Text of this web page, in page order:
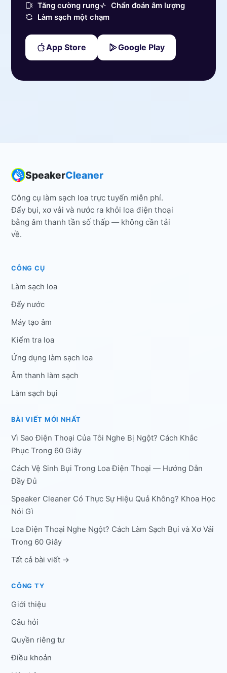
Tăng cường rung
Chẩn đoán âm lượng
Làm sạch một chạm
App Store Google Play
SpeakerCleaner
Công cụ làm sạch loa trực tuyến miễn phí.
Đẩy bụi, xơ vải và nước ra khỏi loa điện thoại
bằng âm thanh tần số thấp — không cần tải
về.
CÔNG CỤ
Làm sạch loa
Đẩy nước
Máy tạo âm
Kiểm tra loa
Ứng dụng làm sạch loa
Âm thanh làm sạch
Làm sạch bụi
BÀI VIẾT MỚI NHẤT
Vì Sao Điện Thoại Của Tôi Nghe Bị Ngột? Cách Khắc
Phục Trong 60 Giây
Cách Vệ Sinh Bụi Trong Loa Điện Thoại — Hướng Dẫn
Đầy Đủ
Speaker Cleaner Có Thực Sự Hiệu Quả Không? Khoa Học
Nói Gì
Loa Điện Thoại Nghe Ngột? Cách Làm Sạch Bụi và Xơ Vải
Trong 60 Giây
Tất cả bài viết →
CÔNG TY
Giới thiệu
Câu hỏi
Quyền riêng tư
Điều khoản